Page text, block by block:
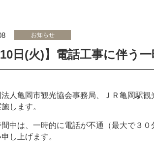
お知らせ
10日(火)】電話工事に伴う
人亀岡市観光協会事務局、ＪＲ亀岡駅
します。
中は、一時的に電話が不通（最大で３
し上げます。